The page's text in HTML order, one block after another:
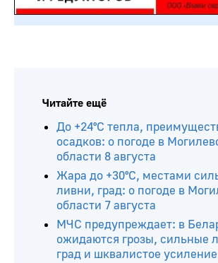
Читайте ещё
До +24°С тепла,
осадков: о погоде в
области 8 августа
Жара до +30°С, местами
ливни, град: о погоде в
области 7 августа
МЧС предупреждает: в
ожидаются грозы, сильные
град и шквалистое